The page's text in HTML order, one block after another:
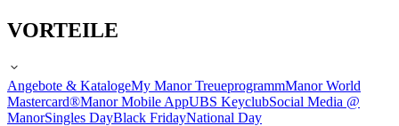
VORTEILE
Angebote & KatalogeMy Manor TreueprogrammManor World
Mastercard®Manor Mobile AppUBS KeyclubSocial Media @
ManorSingles DayBlack FridayNational Day